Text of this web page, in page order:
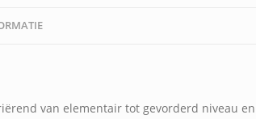
van elementair tot gevorderd niveau en